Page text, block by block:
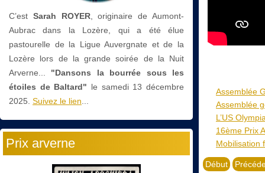
C’est Sarah ROYER, originaire de Aumont-
Aubrac dans la Lozère, qui a été élue
pastourelle de la Ligue Auvergnate et de la
Lozère lors de la grande soirée de la Nuit
Arverne...
"Dansons la bourrée sous les
étoiles de Baltard" le samedi 13 décembre
2025. Suivez le lien
Prix arverne
Assemblée
Assemblée
L’US
16ème Prix
Mobilisation
Début